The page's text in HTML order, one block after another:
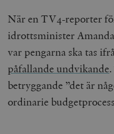
När en TV4-reporter
idrottsminister
var pengarna ska tas
påfallande undvikande
betryggande ”det är
ordinarie